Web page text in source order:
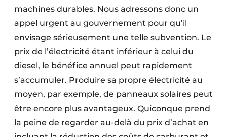
machines durables. Nous adressons donc un
appel urgent au gouvernement pour qu’il
envisage sérieusement une telle subvention. Le
prix de l’électricité étant inférieur à celui du
diesel, le bénéfice annuel peut rapidement
s’accumuler. Produire sa propre électricité au
moyen, par exemple, de panneaux solaires peut
être encore plus avantageux. Quiconque prend
la peine de regarder au-delà du prix d’achat en